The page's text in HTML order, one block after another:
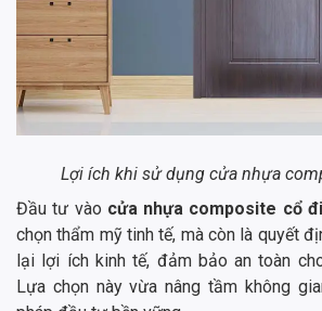
Lợi ích khi sử dụng cửa nhựa
Đầu tư vào cửa nhựa composite cổ
chọn thẩm mỹ tinh tế, mà còn là quyết
lại lợi ích kinh tế, đảm bảo an toàn
Lựa chọn này vừa nâng tầm không